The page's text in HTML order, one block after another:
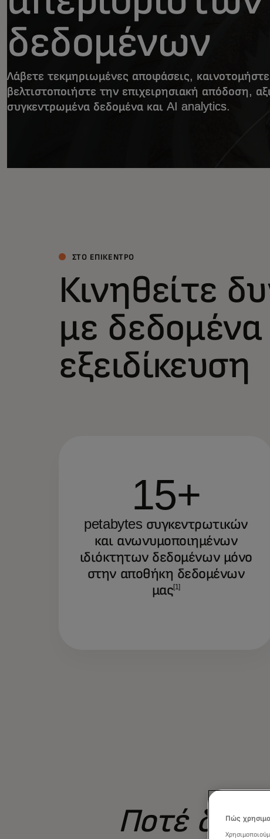
δεδομένων
Λάβετε τεκμηριωμένες αποφάσεις,
βελτιστοποιήστε την επιχειρησιακή απόδοση,
συγκεντρωμένα δεδομένα και AI analytics.
ΣΤΟ ΕΠΙΚΕΝΤΡΟ
Κινηθείτε
με δεδομένα
εξειδίκευση
15+
petabytes συγκεντρωτικών
και ανωνυμοποιημένων
ιδιόκτητων δεδομένων μόνο
στην αποθήκη δεδομένων
μας[1]
Ποτέ δεν
Πώς